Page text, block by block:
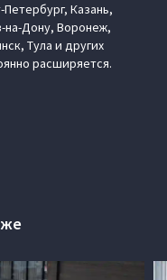
Казань,
на-Дону, Воронеж,
Тула и других
расширяется.